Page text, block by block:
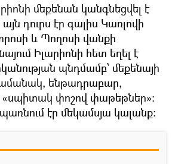
մեքենան կանգնեցվել է
դուրս էր գալիս Կառլովի
և Պողոսի վանքի
Իլարիոնի հետ եղել է
պնդմամբ՝ մեքենայի
ենթադրաբար,
«սպիտակ փոշով փաթեթներ»:
էր մեկամսյա կալանք: